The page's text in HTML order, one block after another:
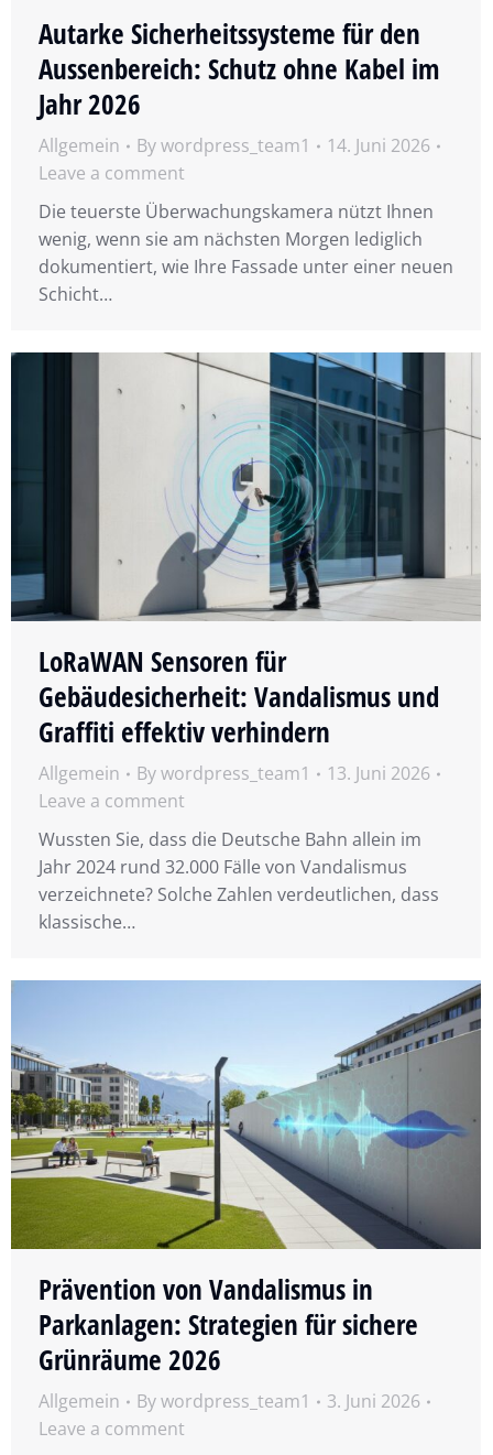
Autarke Sicherheitssysteme für den
Aussenbereich: Schutz ohne Kabel im
Jahr 2026
Allgemein Bywordpress_team1
14. Juni 2026
Leave a comment
Die teuerste Überwachungskamera nützt Ihnen
wenig, wenn sie am nächsten Morgen lediglich
dokumentiert, wie Ihre Fassade unter einer neuen
Schicht…
LoRaWAN Sensoren für
Gebäudesicherheit: Vandalismus und
Graffiti effektiv verhindern
Allgemein Bywordpress_team1
13. Juni 2026
Leave a comment
Wussten Sie, dass die Deutsche Bahn allein im
Jahr 2024 rund 32.000 Fälle von Vandalismus
verzeichnete? Solche Zahlen verdeutlichen, dass
klassische…
Prävention von Vandalismus in
Parkanlagen: Strategien für sichere
Grünräume 2026
Allgemein Bywordpress_team1
3. Juni 2026
Leave a comment